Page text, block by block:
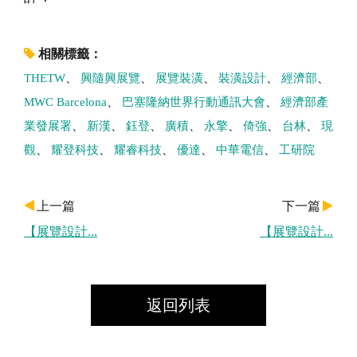
相關標籤：
THETW 興隨興展覽 展覽裝潢 裝潢設計
經濟部
MWC Barcelona
巴塞隆納世界行動通訊大會
經濟部產
業發展署
新漢 鈺登 廣積 永擎 倚強 台林
現
觀
耀登科技 耀睿科技 優達 中華電信 工研院
上一篇
【展覽設計...
下一篇
【展覽設計...
返回列表